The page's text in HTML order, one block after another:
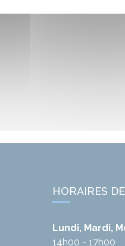
HORAIRES
Lundi, Mardi,
14h00 - 17h00